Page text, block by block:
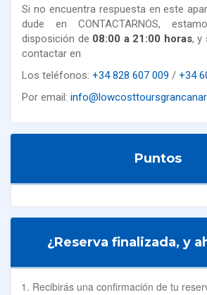
Si no encuentra respuesta en este
dude en CONTACTARNOS,
disposición de 08:00 a 21:00 horas, y
contactar en
Los teléfonos: +34 828 607 009 / +34
Por email:
Puntos
¿Reserva finalizada, y
Recibirás una confirmación de tu